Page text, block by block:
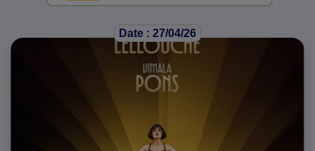
Date : 27/04/26